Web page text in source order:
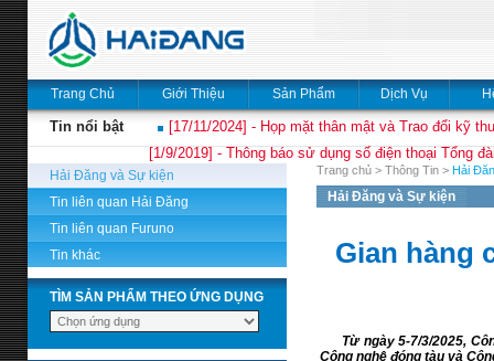
Trang Chủ Giới Thiệu Sản Phẩm Dịch Vụ
Tin nổi bật
[17/11/2024] - Họp mặt thân mật và Trao đổi kỹ
[1/9/2019] - Thông báo sử dụng số điện thoại Tổng
Hải Đăng và Sự kiện
Tin liên quan Hải Đăng
Tin liên quan Furuno
Tin khác
TÌM SẢN PHẨM THEO ỨNG DỤNG
Trang chủ > Thông Tin > Hải
Hải Đăng và Sự kiện
Gian hàng
Từ ngày 5-7/3/2025,
Công nghệ đóng tàu và